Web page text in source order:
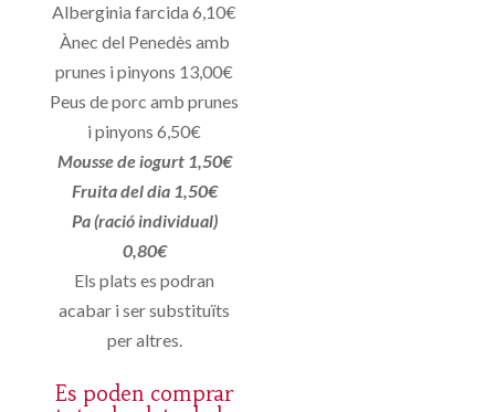
Alberginia farcida 6,10€
Ànec del Penedès amb
prunes i pinyons 13,00€
Peus de porc amb prunes
i pinyons 6,50€
Mousse de iogurt 1,50€
Fruita del dia 1,50€
Pa (ració individual)
0,80€
Els plats es podran
acabar i ser substituïts
per altres.
Es poden comprar